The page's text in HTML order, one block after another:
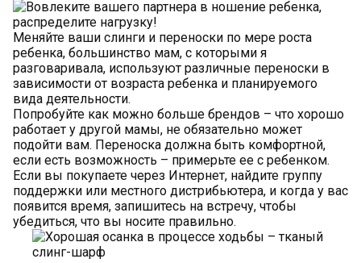
Меняйте ваши слинги и переноски по мере роста
ребенка, большинство мам, с которыми я
разговаривала, используют различные переноски в
зависимости от возраста ребенка и планируемого
вида деятельности.
Попробуйте как можно больше брендов – что хорошо
работает у другой мамы, не обязательно может
подойти вам. Переноска должна быть комфортной,
если есть возможность – примерьте ее с ребенком.
Если вы покупаете через Интернет, найдите группу
поддержки или местного дистрибьютера, и когда у вас
появится время, запишитесь на встречу, чтобы
убедиться, что вы носите правильно.